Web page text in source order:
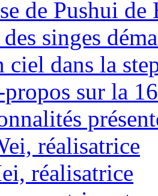
de Pushui de
singes
ciel dans la
sur la
réalisatrice
réalisatrice